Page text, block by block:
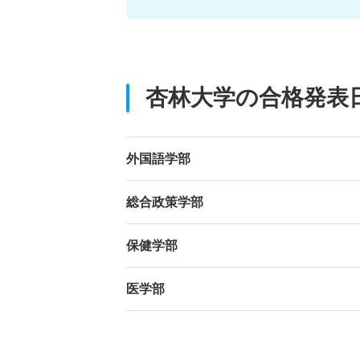
杏林大学の合格発表
外国語学部
総合政策学部
保健学部
医学部